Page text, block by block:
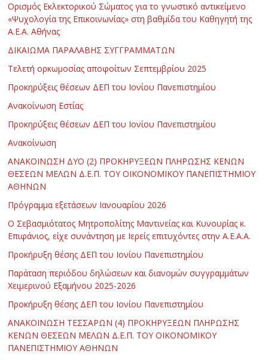
Ορισμός Εκλεκτορικού Σώματος για το γνωστικό αντικείμενο
«Ψυχολογία της Επικοινωνίας» στη βαθμίδα του Καθηγητή της
Α.Ε.Α. Αθήνας
ΔΙΚΑΙΩΜΑ ΠΑΡΑΛΑΒΗΣ ΣΥΓΓΡΑΜΜΑΤΩΝ
Τελετή ορκωμοσίας αποφοίτων Σεπτεμβρίου 2025
Προκηρύξεις θέσεων ΔΕΠ του Ιονίου Πανεπιστημίου
Ανακοίνωση Εστίας
Προκηρύξεις θέσεων ΔΕΠ του Ιονίου Πανεπιστημίου
Ανακοίνωση
ΑΝΑΚΟΙΝΩΣΗ ΔΥΟ (2) ΠΡΟΚΗΡΥΞΕΩΝ ΠΛΗΡΩΣΗΣ ΚΕΝΩΝ
ΘΕΣΕΩΝ ΜΕΛΩΝ Δ.Ε.Π. ΤΟΥ ΟΙΚΟΝΟΜΙΚΟΥ ΠΑΝΕΠΙΣΤΗΜΙΟΥ
ΑΘΗΝΩΝ
Πρόγραμμα εξετάσεων Ιανουαρίου 2026
Ο Σεβασμιότατος Μητροπολίτης Μαντινείας και Κυνουρίας κ.
Επιφάνιος, είχε συνάντηση με Ιερείς επιτυχόντες στην Α.Ε.Α.Α.
Προκήρυξη θέσης ΔΕΠ του Ιονίου Πανεπιστημίου
Παράταση περιόδου δηλώσεων και διανομών συγγραμμάτων
Χειμερινού Εξαμήνου 2025-2026
Προκήρυξη θέσης ΔΕΠ του Ιονίου Πανεπιστημίου
ΑΝΑΚΟΙΝΩΣΗ ΤΕΣΣΑΡΩΝ (4) ΠΡΟΚΗΡΥΞΕΩΝ ΠΛΗΡΩΣΗΣ
ΚΕΝΩΝ ΘΕΣΕΩΝ ΜΕΛΩΝ Δ.Ε.Π. ΤΟΥ ΟΙΚΟΝΟΜΙΚΟΥ
ΠΑΝΕΠΙΣΤΗΜΙΟΥ ΑΘΗΝΩΝ